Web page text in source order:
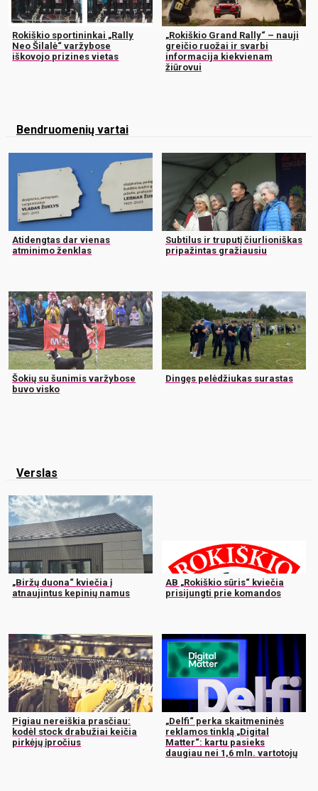
Rokiškio sportininkai „Rally
Neo Šilalė“ varžybose
iškovojo prizines vietas
„Rokiškio Grand Rally“ – nauji
greičio ruožai ir svarbi
informacija kiekvienam
žiūrovui
Bendruomenių vartai
Atidengtas dar vienas
atminimo ženklas
Subtilus ir truputį čiurlioniškas
pripažintas gražiausiu
Šokių su šunimis varžybose
buvo visko
Dingęs pelėdžiukas surastas
Verslas
„Biržų duona“ kviečia į
atnaujintus kepinių namus
AB „Rokiškio sūris“ kviečia
prisijungti prie komandos
Pigiau nereiškia prasčiau:
kodėl stock drabužiai keičia
pirkėjų įpročius
„Delfi“ perka skaitmeninės
reklamos tinklą „Digital
Matter“: kartu pasieks
daugiau nei 1,6 mln. vartotojų